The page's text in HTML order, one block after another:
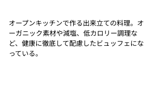
オープンキッチンで作る出来立ての料理。オ
ーガニック素材や減塩、低カロリー調理な
ど、健康に徹底して配慮したビュッフェにな
っている。